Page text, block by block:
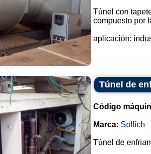
Túnel con
compuesto por
aplicación:
Túnel de
Código
Marca: Sollich
Túnel de